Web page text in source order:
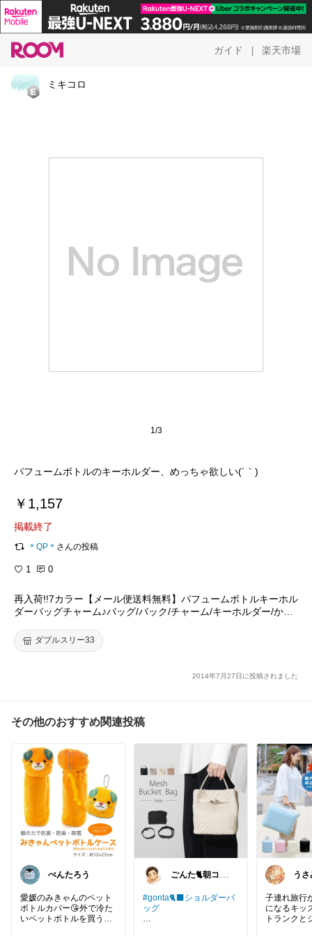
ガイド 楽天市場
ミキコロ
1/3
パフュームボトルのキーホルダー、めっちゃ欲しい(´｀)
￥1,157
掲載終了
＊QP＊ さんの投稿
1 0
再入荷!!7カラー【メール便送料無料】パフュームボトルキーホル
ダーバッグチャーム♪バッグ/バック/チャーム/キーホルダー/かわ
チーフ/coco/香水瓶/パフューム/NO.5/デコ/ダブルスリー/楽天/10
P08Feb15
ダブルスリー33
2014年7月27日に投稿されました
その他のおすすめ関連投稿
ぺんたろう
愛媛のみきゃんのペット
ボトルカバー😘外で冷た
いペットボトルを買う
ごんた🐈朝コレ
#gonta🐈‍⬛ショルダーバ
ッグ
う
コー
子連れ旅行
になるキッ
トランクと